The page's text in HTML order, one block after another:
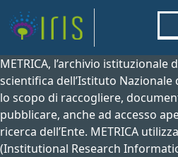
METRICA, l’archivio istituzionale
scientifica dell’Istituto Nazionale
lo scopo di raccogliere,
pubblicare, anche ad accesso
ricerca dell’Ente. METRICA
(Institutional Research